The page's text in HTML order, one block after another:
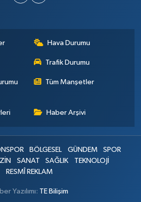
Hava Durumu
Trafik Durumu
Tüm Manşetler
Haber Arşivi
BÖLGESEL GÜNDEM
SPOR
SANAT SAĞLIK
TEKNOLOJİ
RESMÎ REKLAM
Yazılımı: TE Bilişim